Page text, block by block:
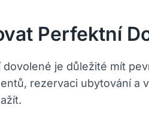
Perfektní
je důležité mít
rezervaci ubytování a